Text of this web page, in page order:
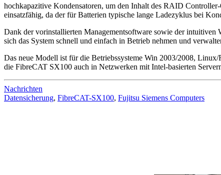
hochkapazitive Kondensatoren, um den Inhalt des RAID
einsatzfähig, da der für Batterien typische lange Ladezyklus bei
Dank der vorinstallierten Managementsoftware sowie der intuitiven
sich das System schnell und einfach in Betrieb nehmen und
Das neue Modell ist für die Betriebssysteme Win 2003/2008,
die FibreCAT SX100 auch in Netzwerken mit Intel-basierten
Nachrichten
Datensicherung, FibreCAT-SX100, Fujitsu Siemens Computers